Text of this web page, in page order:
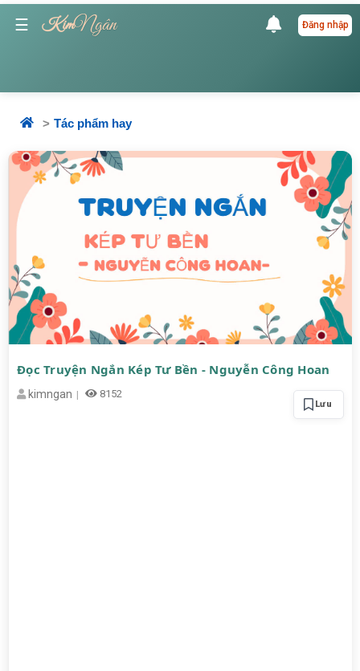
☰ KimNgân Đăng nhập
Tác phẩm hay
Đọc Truyện Ngắn Kép Tư Bền - Nguyễn Công Hoan
kimngan 8152
Lưu